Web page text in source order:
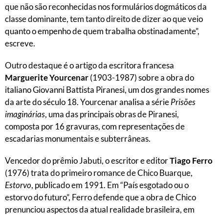
que não são reconhecidas nos formulários dogmáticos da
classe dominante, tem tanto direito de dizer ao que veio
quanto o empenho de quem trabalha obstinadamente”,
escreve.
Outro destaque é o artigo da escritora francesa
Marguerite Yourcenar(1903-1987) sobre a obra do
italiano Giovanni Battista Piranesi, um dos grandes nomes
da arte do século 18. Yourcenar analisa a sériePrisões
imaginárias, uma das principais obras de Piranesi,
composta por 16 gravuras, com representações de
escadarias monumentais e subterrâneas.
Vencedor do prêmio Jabuti, o escritor e editorTiago Ferro
(1976) trata do primeiro romance de Chico Buarque,
Estorvo, publicado em 1991. Em “País esgotado ou o
estorvo do futuro”, Ferro defende que a obra de Chico
prenunciou aspectos da atual realidade brasileira, em